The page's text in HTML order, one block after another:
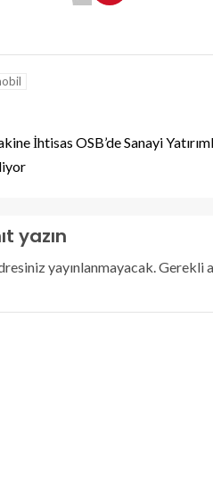
İhtisas OSB’de Sanayi
yazın
yayınlanmayacak. Gerekli